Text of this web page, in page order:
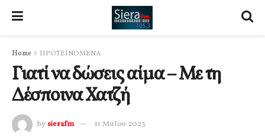
Home ΠΡΟΤΕΙΝΟΜΕΝΑ
Γιατί να δώσεις αίμα – Με τη
Δέσποινα Χατζή
by sierafm 11 Μαΐου 2023